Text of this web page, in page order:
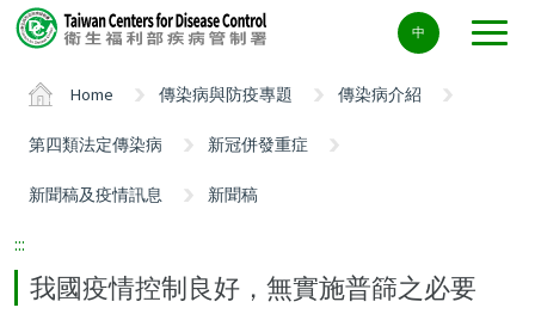
Center
block
中
Home 傳染病與防疫專題 傳染病介紹
第四類法定傳染病 新冠併發重症
新聞稿及疫情訊息 新聞稿
:::
我國疫情控制良好，無實施普篩之必要